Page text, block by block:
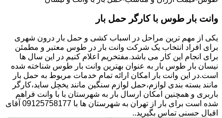
وانت بار طوس با کارگر حمل بار
یکی از مهم ترین مراحل در اسباب کشی و حمل بار درون شهری
برای افراد انتخاب یک شرکت وانت بار در طوس معتبر و مطمئن
برای انجام این کار می باشد.مفتخریم اعلام کنیم در این سال ها
نیسان بار طوس بار به عنوان بهترین وانت بار طوس شناخته شده
است.در این وانت بار امکان ارائه تمام خدمات مربوط به حمل بار
مانند بسته بندی لوازم،حمل لوازم سنگین مانند یخچل ساید،کارگر
باربری و همچنین امکان ارسال بار به شهرستان با با وانت فراهم
شده است برای بار از تهران به شهرستان ها با 09125758177 آقای
اقبال حسنی تماس بگیرید..